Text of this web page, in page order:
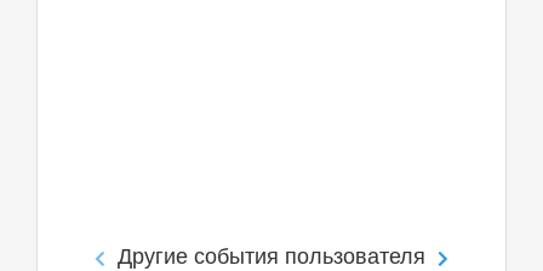
Другие события пользователя